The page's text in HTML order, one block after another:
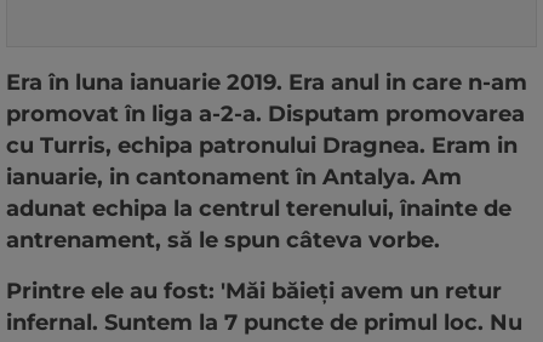
Era în luna ianuarie 2019. Era anul in care n-am
promovat în liga a-2-a. Disputam promovarea
cu Turris, echipa patronului Dragnea. Eram in
ianuarie, in cantonament în Antalya. Am
adunat echipa la centrul terenului, înainte de
antrenament, să le spun câteva vorbe.
Printre ele au fost: 'Măi băieți avem un retur
infernal. Suntem la 7 puncte de primul loc. Nu